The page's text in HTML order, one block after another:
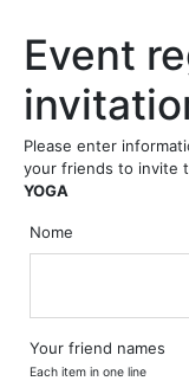
Event
Please enter
your friends to invite
YOGA
Nome
Your friend names
Each item in one line